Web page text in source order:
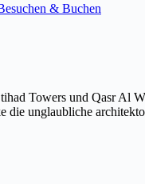
& Buchen
Towers und Qasr Al
die unglaubliche